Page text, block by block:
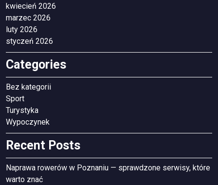
kwiecień 2026
marzec 2026
luty 2026
styczeń 2026
Categories
Bez kategorii
Sport
Turystyka
Wypoczynek
Recent Posts
Naprawa rowerów w Poznaniu — sprawdzone serwisy, które
warto znać